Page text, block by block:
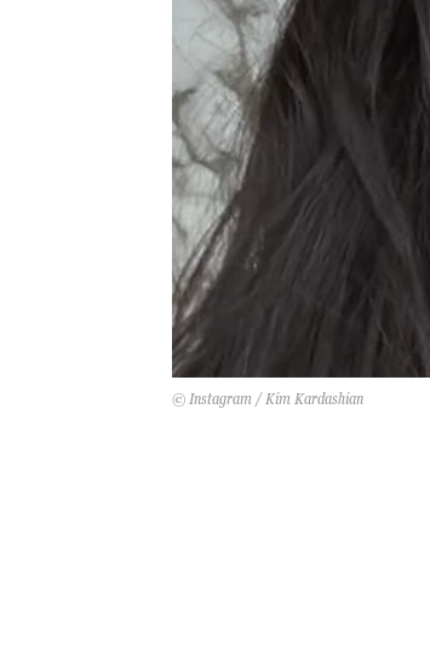
© Instagram / Kim Kardashian